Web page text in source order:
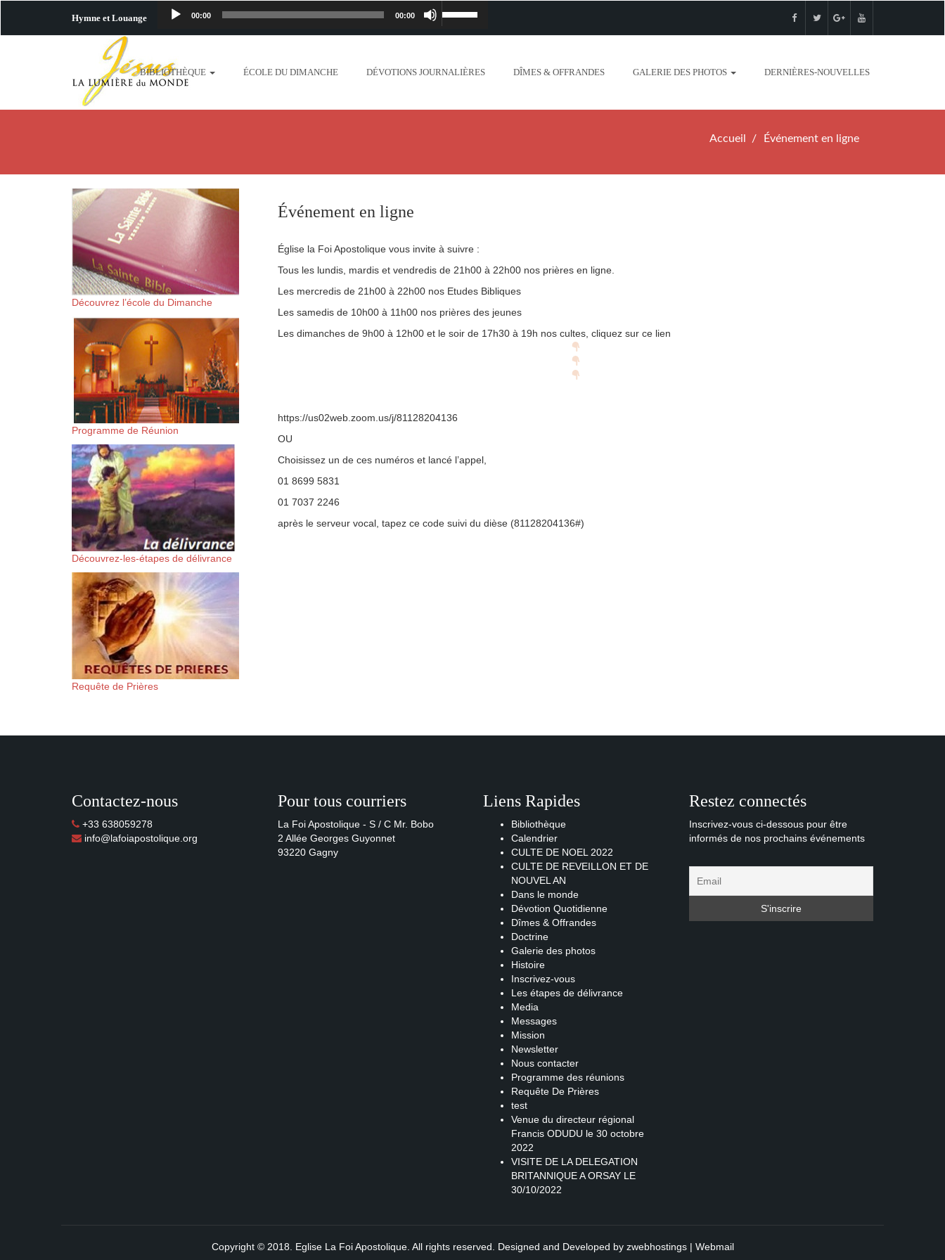
Hymne et Louange Lecteur
00:00 00:00 Utilisez
volume.
plus-pres-de-toi.mp3 http://www.lafoiapostolique.org/wp-
content/uploads/2018/06/La-voix-du-seigneur-mappelle.mp3
http://www.lafoiapostolique.org/wp-content/uploads/2018/06/Dieu-tout-puissant.mp3
http://www.lafoiapostolique.org/wp-content/uploads/2018/06/Cantique-tel-que-je-
suis-sans-rien-a-moi.mp3 http://www.lafoiapostolique.org/wp-
content/uploads/2018/06/Es-tu-lasse-rempli-de-tritesse.mp3
BIBLIOTHÈQUE ÉCOLE DU DIMANCHE DÉVOTIONS JOURNALIÈRES DÎMES & OFFRANDES GALERIE DES PHOTOS DERNIÈRES-NOUVELLES
Accueil Événement en ligne
Découvrez l’école du Dimanche
Programme de Réunion
Découvrez-les-étapes de délivrance
Requête de Prières
Événement en ligne
Église la Foi Apostolique vous invite à suivre :
Tous les lundis, mardis et vendredis de 21h00 à 22h00 nos prières en ligne.
Les mercredis de 21h00 à 22h00 nos Etudes Bibliques
Les samedis de 10h00 à 11h00 nos prières des jeunes
Les dimanches de 9h00 à 12h00 et le soir de 17h30 à 19h nos cultes, cliquez sur ce lien
https://us02web.zoom.us/j/81128204136
OU
Choisissez un de ces numéros et lancé l’appel,
01 8699 5831
01 7037 2246
après le serveur vocal, tapez ce code suivi du dièse (81128204136#)
Contactez-nous
+33 638059278
info@lafoiapostolique.org
Pour tous courriers
La Foi Apostolique - S / C Mr. Bobo
2 Allée Georges Guyonnet
93220 Gagny
Liens Rapides
Bibliothèque
Calendrier
CULTE DE NOEL 2022
CULTE DE REVEILLON ET DE
NOUVEL AN
Dans le monde
Dévotion Quotidienne
Dîmes & Offrandes
Doctrine
Galerie des photos
Histoire
Inscrivez-vous
Les étapes de délivrance
Media
Messages
Mission
Newsletter
Nous contacter
Programme des réunions
Requête De Prières
test
Venue du directeur régional
Francis ODUDU le 30 octobre
2022
VISITE DE LA DELEGATION
BRITANNIQUE A ORSAY LE
30/10/2022
Restez connectés
Inscrivez-vous ci-dessous pour être
informés de nos prochains événements
Copyright © 2018. Eglise La Foi Apostolique. All rights reserved. Designed and Developed by zwebhostings| Webmail